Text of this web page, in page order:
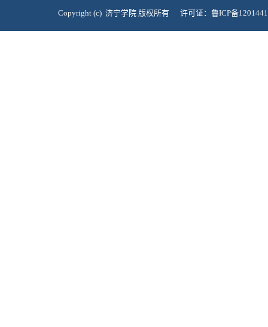
Copyright (c) 济宁学院 版权所有 许可证：鲁ICP备